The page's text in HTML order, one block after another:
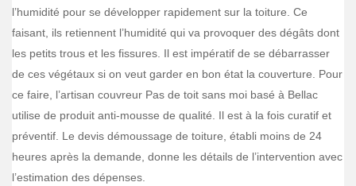
l’humidité pour se développer rapidement sur la toiture. Ce
faisant, ils retiennent l’humidité qui va provoquer des dégâts dont
les petits trous et les fissures. Il est impératif de se débarrasser
de ces végétaux si on veut garder en bon état la couverture. Pour
ce faire, l’artisan couvreur Pas de toit sans moi basé à Bellac
utilise de produit anti-mousse de qualité. Il est à la fois curatif et
préventif. Le devis démoussage de toiture, établi moins de 24
heures après la demande, donne les détails de l’intervention avec
l’estimation des dépenses.